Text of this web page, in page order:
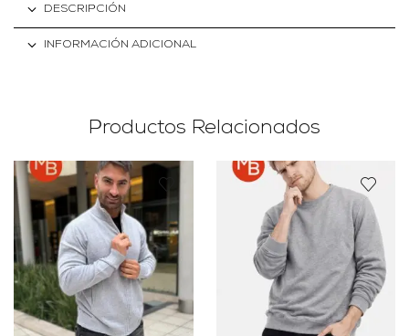
DESCRIPCIÓN
INFORMACIÓN ADICIONAL
Productos Relacionados